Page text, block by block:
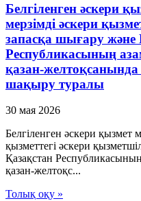
Белгiленген әскери
мерзiмдi әскери
запасқа шығару және
Республикасының
қазан-
шақыру туралы
30 мая 2026
Белгiленген әскери қызмет
қызметтегi әскери
Қазақстан
қазан-желтоқс...
Толық оқу »